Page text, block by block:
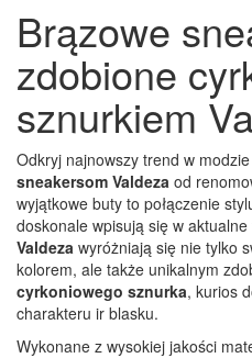
Brązowe
zdobione
sznurkiem
Odkryj najnowszy trend w
sneakersom Valdeza od
wyjątkowe buty to połączenie
doskonale wpisują się w aktualne
Valdeza wyróżniają się nie tylko
kolorem, ale także unikalnym
cyrkoniowego sznurka, kurios
charakteru ir blasku.
Wykonane z wysokiej jakości